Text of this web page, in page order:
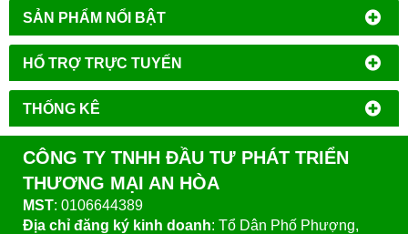
SẢN PHẨM NỔI BẬT
HỔ TRỢ TRỰC TUYẾN
THỐNG KÊ
CÔNG TY TNHH ĐẦU TƯ PHÁT TRIỂN
THƯƠNG MẠI AN HÒA
MST: 0106644389
Địa chỉ đăng ký kinh doanh: Tổ Dân Phố Phượng,